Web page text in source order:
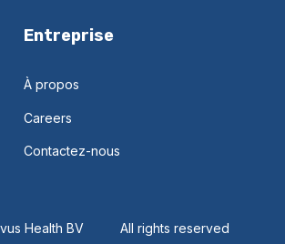
Entreprise
À propos
Careers
Contactez-nous
Health BV All rights reserved